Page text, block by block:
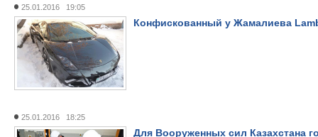
25.01.2016 19:05
Конфискованный у Жамалиева
25.01.2016 18:25
Для Вооруженных сил Казахстана